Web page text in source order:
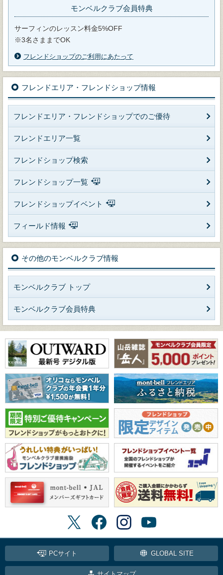
モンベルクラブ会員特典
サーフィンのレッスン料金5%OFF
※3名さままでOK
フレンドショップのご利用にあたって
フレンドエリア・フレンドショップ情報
フレンドエリア・フレンドショップでのご優待
フレンドエリア一覧
フレンドショップ検索
フレンドショップ一覧
フレンドショップイベント
フィールド情報
その他のモンベルクラブ情報
モンベルクラブ トップ
モンベルクラブ会員特典
PCサイト GLOBAL SITE